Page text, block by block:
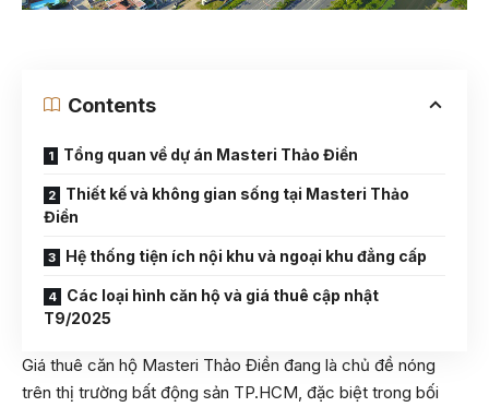
Contents
Tổng quan về dự án Masteri Thảo Điền
Thiết kế và không gian sống tại Masteri Thảo
Điền
Hệ thống tiện ích nội khu và ngoại khu đẳng cấp
Các loại hình căn hộ và giá thuê cập nhật
T9/2025
Giá thuê căn hộ Masteri Thảo Điền đang là chủ đề nóng
trên thị trường bất động sản TP.HCM, đặc biệt trong bối